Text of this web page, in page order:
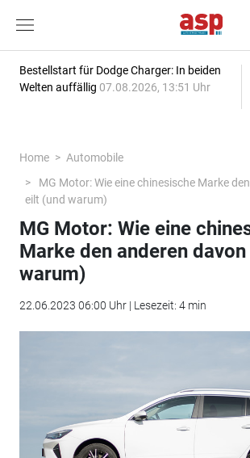
Bestellstart für Dodge Charger: In beiden
Welten auffällig 07.08.2026, 13:51 Uhr
Home
Automobile
MG Motor: Wie eine chinesische Marke
eilt (und warum)
MG Motor: Wie eine
Marke den anderen davon
warum)
22.06.2023 06:00 Uhr | Lesezeit: 4 min